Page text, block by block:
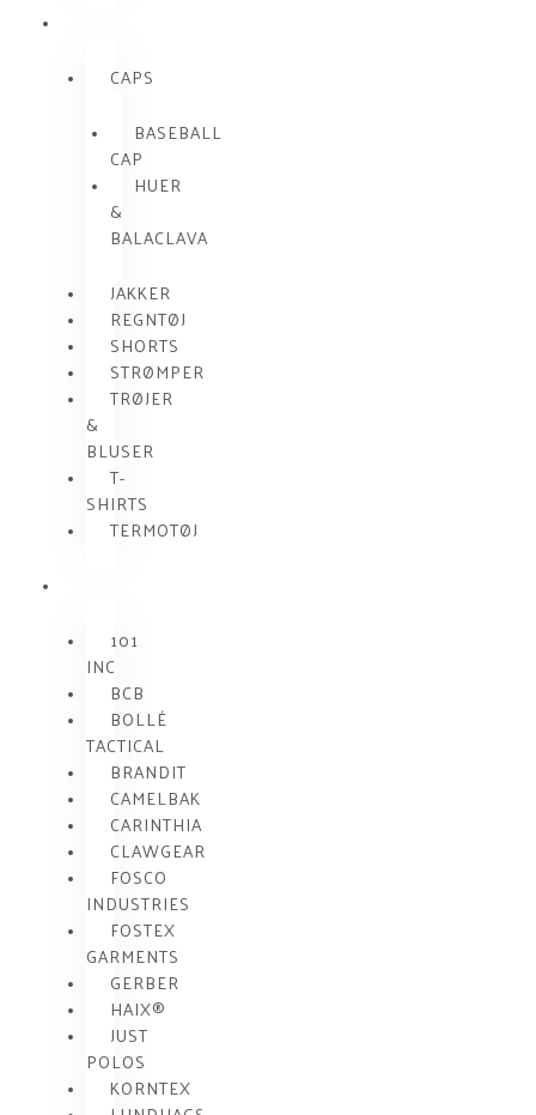
CAPS
BASEBALL
CAP
HUER
&
BALACLAVA
JAKKER
REGNTØJ
SHORTS
STRØMPER
TRØJER
&
BLUSER
T-
SHIRTS
TERMOTØJ
101
INC
BCB
BOLLÉ
TACTICAL
BRANDIT
CAMELBAK
CARINTHIA
CLAWGEAR
FOSCO
INDUSTRIES
FOSTEX
GARMENTS
GERBER
HAIX®
JUST
POLOS
KORNTEX